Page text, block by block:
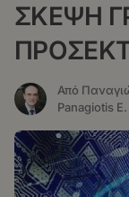
ΣΚΕΨΗ
Από
Panagiotis